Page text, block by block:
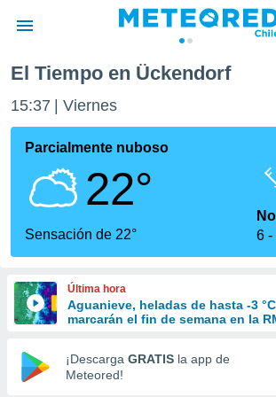
de
por
se
calidad.
a este
las
y
forma
digital
basada
El Tiempo en Ückendorf
15:37 Viernes
Parcialmente nuboso
22°
Sensación de 22°
6
Última hora
Aguanieve, heladas de hasta -3
marcarán el fin de semana en la
¡Descarga GRATIS la app de
Meteored!